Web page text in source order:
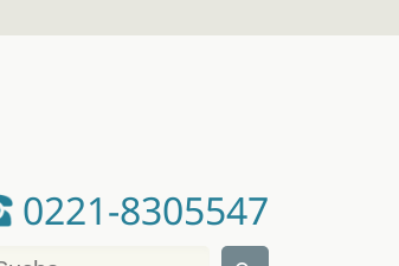
0221-8305547